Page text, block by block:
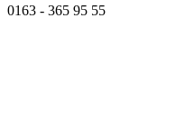
0163 - 365 95 55